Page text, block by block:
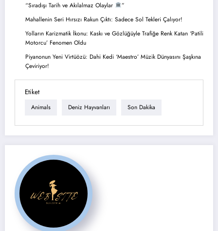
“Sıradışı Tarih ve Akılalmaz Olaylar
”
Mahallenin Seri Hırsızı Rakun Çıktı: Sadece Sol Tekleri Çalıyor!
Yolların Karizmatik İkonu: Kaskı ve Gözlüğüyle Trafiğe Renk Katan ‘Patili
Motorcu’ Fenomen Oldu
Piyanonun Yeni Virtüözü: Dahi Kedi ‘Maestro’ Müzik Dünyasını Şaşkına
Çeviriyor!
Etiket
Animals Deniz Hayvanları Son Dakika